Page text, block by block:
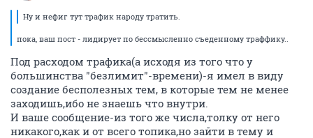
Ну и нефиг тут трафик народу тратить.
пока, ваш пост - лидирует по бессмысленно съеденному траффику..
Под расходом трафика(а исходя из того что у
большинства "безлимит"-времени)-я имел в виду
создание бесполезных тем, в которые тем не менее
заходишь,ибо не знаешь что внутри.
И ваше сообщение-из того же числа,толку от него
никакого,как и от всего топика,но зайти в тему и